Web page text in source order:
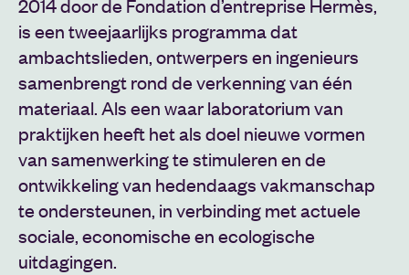
2014 door de Fondation d’entreprise Hermès,
is een tweejaarlijks programma dat
ambachtslieden, ontwerpers en ingenieurs
samenbrengt rond de verkenning van één
materiaal. Als een waar laboratorium van
praktijken heeft het als doel nieuwe vormen
van samenwerking te stimuleren en de
ontwikkeling van hedendaags vakmanschap
te ondersteunen, in verbinding met actuele
sociale, economische en ecologische
uitdagingen.